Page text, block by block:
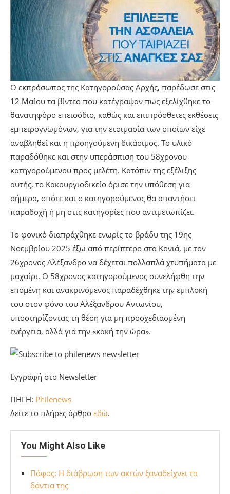
Ο εκπρόσωπος της Κατηγορούσας Αρχής, παρέδωσε στις
12 Μαίου τα βίντεο που κατέγραψαν πως εξελίχθηκε το
θανατηφόρο επεισόδιο, καθώς και επιπρόσθετες εκθέσεις
εμπειρογνωμόνων, για την ετοιμασία των οποίων είχε
αναβληθεί και η προηγούμενη δικάσιμος. Το υλικό
παραδόθηκε και στην υπεράσπιση του 58χρονου
κατηγορούμενου προς μελέτη. Κατόπιν της εξέλιξης
αυτής, το Κακουργιοδικείο όρισε την υπόθεση για
σήμερα, οπότε και ο κατηγορούμενος θα απαντήσει
παραδοχή ή μη στις κατηγορίες που αντιμετωπίζει.
Το φονικό διαπράχθηκε ενωρίς το βράδυ της 19ης
Νοεμβρίου 2025 έξω από περίπτερο στα Κονιά, με τον
26χρονος Αλέξανδρο να δέχεται πολλαπλά χτυπήματα με
μαχαίρι. Ο 58χρονος κατηγορούμενος συνελήφθη την
επομένη και ανακρινόμενος παραδέχθηκε την εμπλοκή
του στον φόνο του Αλέξανδρου Αντωνίου,
υποστηρίζοντας τη θέση για μη προσχεδιασμένη
ενέργεια, αλλά για την «κακή την ώρα».
Εγγραφή στο Newsletter
ΠΗΓΗ: Philenews
Δείτε το πλήρες άρθρο εδώ.
You Might Also Like
Πάφος: Η διάβρωση των ακτών ξαναδείχνει τα
δόντια της